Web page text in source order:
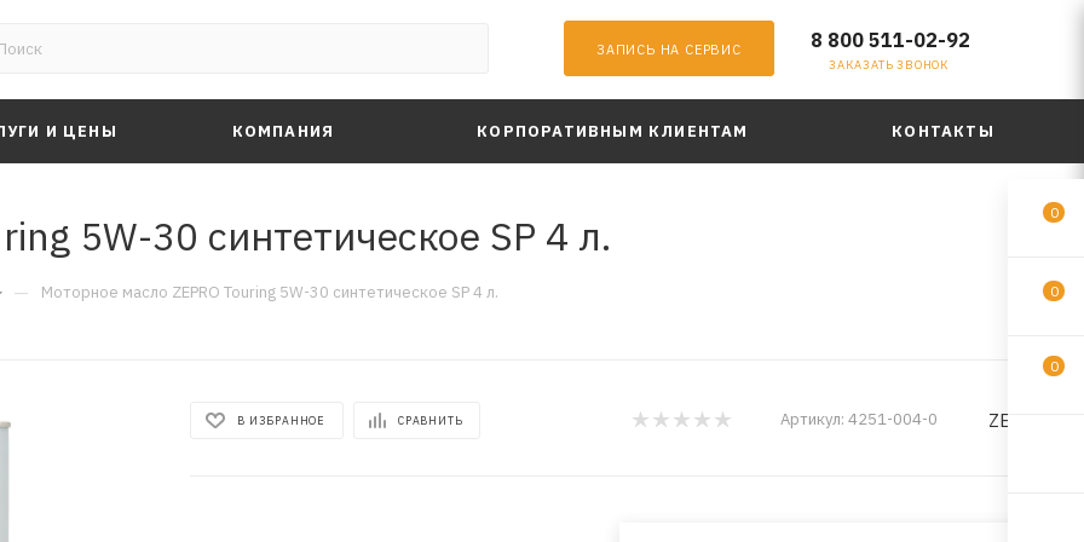
ЗАПИСЬ НА СЕРВИС 8 800 511-02-92
ЗАКАЗАТЬ ЗВОНОК
И ЦЕНЫ КОМПАНИЯ КОРПОРАТИВНЫМ КЛИЕНТАМ КОНТАКТЫ
5W-30 синтетическое SP 4 л.
— Моторное масло ZEPRO Touring 5W-30 синтетическое SP 4 л.
В ИЗБРАННОЕ СРАВНИТЬ Артикул: 4251-004-0 ZEPRO
0
0
0